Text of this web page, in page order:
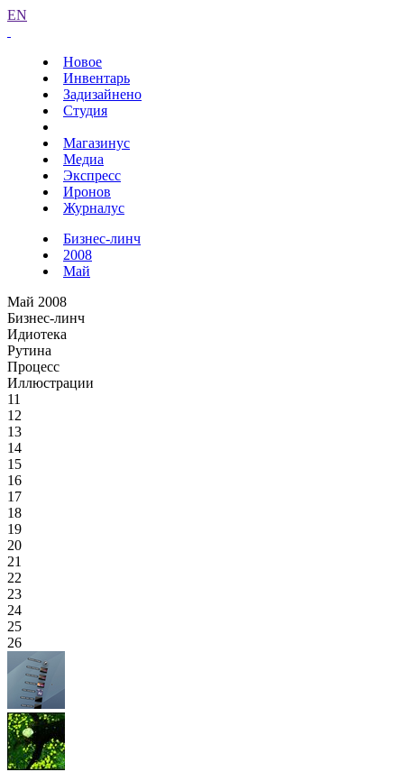
EN
Новое
Инвентарь
Задизайнено
Студия
Магазинус
Медиа
Экспресс
Иронов
Журналус
Бизнес-линч
2008
Май
Май 2008
Бизнес-линч
Идиотека
Рутина
Процесс
Иллюстрации
11
12
13
14
15
16
17
18
19
20
21
22
23
24
25
26